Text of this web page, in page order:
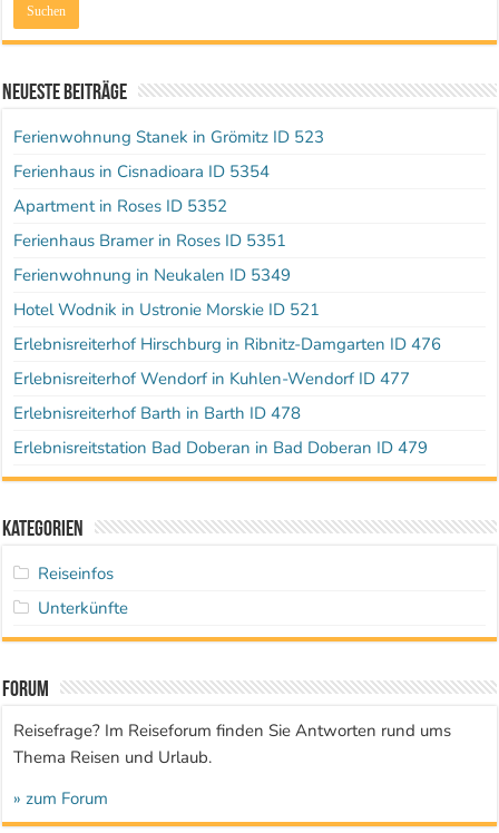
Neueste Beiträge
Ferienwohnung Stanek in Grömitz ID 523
Ferienhaus in Cisnadioara ID 5354
Apartment in Roses ID 5352
Ferienhaus Bramer in Roses ID 5351
Ferienwohnung in Neukalen ID 5349
Hotel Wodnik in Ustronie Morskie ID 521
Erlebnisreiterhof Hirschburg in Ribnitz-Damgarten ID 476
Erlebnisreiterhof Wendorf in Kuhlen-Wendorf ID 477
Erlebnisreiterhof Barth in Barth ID 478
Erlebnisreitstation Bad Doberan in Bad Doberan ID 479
Kategorien
Reiseinfos
Unterkünfte
Forum
Reisefrage? Im Reiseforum finden Sie Antworten rund ums
Thema Reisen und Urlaub.
» zum Forum